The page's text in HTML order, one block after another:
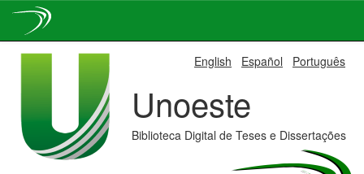
English Español Português
Unoeste
Biblioteca Digital de Teses e Dissertações